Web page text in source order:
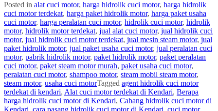
Posted in alat cuci motor, harga hidrolik cuci motor, harga hidrolik
cuci motor terdekat, harga paket hidrolik motor, harga paket usaha
cuci motor, harga peralatan cuci motor, hidrolik cuci motor, hidrolik
motor, hidrolik motor terdekat, jual alat cuci motor, jual hidrolik cuci
motor, jual hidrolik cuci motor terdekat, jual mesin steam motor, jual
paket hidrolik motor, jual paket usaha cuci motor, jual peralatan cuci
motor, pabrik hidrolik motor, paket hidrolik motor, paket peralatan
cuci motor, paket steam motor murah, paket usaha cuci motor,
peralatan cuci motor, shampoo motor, steam mobil steam motor,
steam motor, usaha cuci motorTagged agent hidrolik cuci motor
terdekat di kendari, Alat cuci motor terdekat di Kendari, Berapa
harga hidrolik cuci motor di Kendari, Cabang hidrolik cuci motor di